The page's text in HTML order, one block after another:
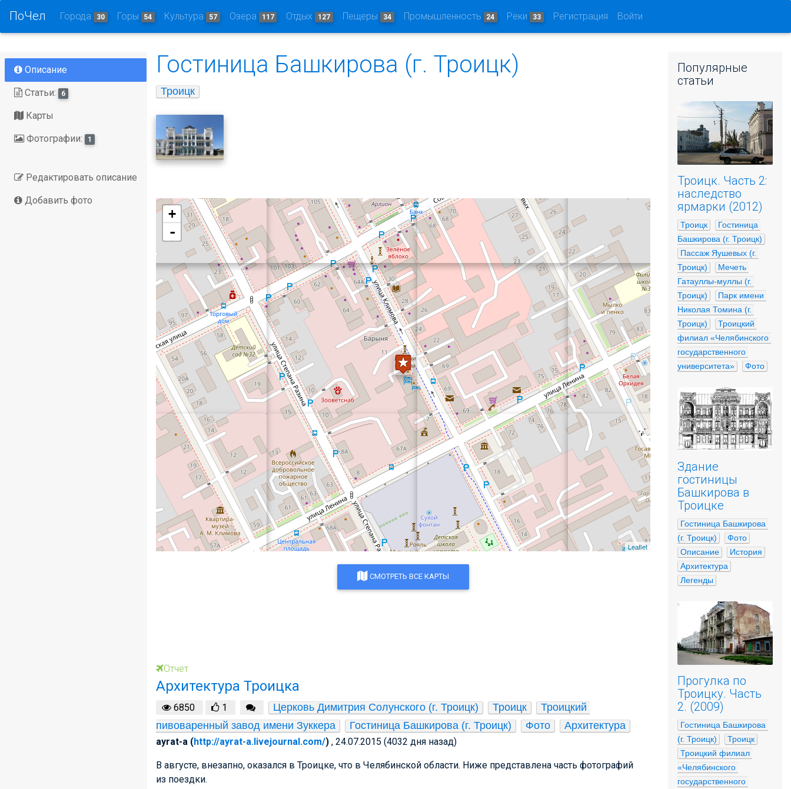
ПоЧел Города 30 Горы 54 Культура 57 Озера 117 Отдых 127 Пещеры 34 Промышленность 24 Реки 33 Регистрация Войти
Описание
Статьи: 6
Карты
Фотографии: 1
Редактировать описание
Добавить фото
Гостиница Башкирова (г. Троицк)
Троицк
+
-
Leaflet
СМОТРЕТЬ ВСЕ КАРТЫ
Отчет
Архитектура Троицка
6850 1 Церковь Димитрия Солунского (г. Троицк) Троицк
Троицкий
пивоваренный завод имени Зуккера
Гостиница Башкирова (г. Троицк) Фото Архитектура
ayrat-a (http://ayrat-a.livejournal.com/) , 24.07.2015 (4032 дня назад)
В августе, внезапно, оказался в Троицке, что в Челябинской области. Ниже представлена часть фотографий
из поездки.
Популярные
статьи
Троицк. Часть 2:
наследство
ярмарки (2012)
Троицк
Гостиница
Башкирова (г. Троицк)
Пассаж Яушевых (г.
Троицк)
Мечеть
Гатауллы-муллы (г.
Троицк)
Парк имени
Николая Томина (г.
Троицк)
Троицкий
филиал «Челябинского
государственного
университета»
Фото
Здание
гостиницы
Башкирова в
Троицке
Гостиница Башкирова
(г. Троицк)
Фото
Описание
История
Архитектура
Легенды
Прогулка по
Троицку. Часть
2. (2009)
Гостиница Башкирова
(г. Троицк)
Троицк
Троицкий филиал
«Челябинского
государственного